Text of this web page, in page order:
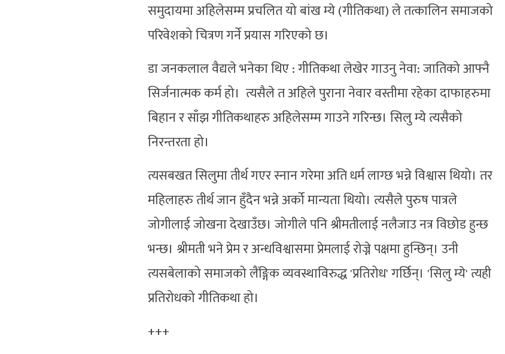
समुदायमा अहिलेसम्म प्रचलित यो बांख म्ये (गीतिकथा) ले तत्कालिन समाजको
परिवेशको चित्रण गर्ने प्रयास गरिएको छ।
डा जनकलाल वैद्यले भनेका थिए : गीतिकथा लेखेर गाउनु नेवा: जातिको आफ्नै
सिर्जनात्मक कर्म हो। त्यसैले त अहिले पुराना नेवार वस्तीमा रहेका दाफाहरुमा
बिहान र साँझ गीतिकथाहरु अहिलेसम्म गाउने गरिन्छ। सिलु म्ये त्यसैको
निरन्तरता हो।
त्यसबखत सिलुमा तीर्थ गएर स्नान गरेमा अति धर्म लाग्छ भन्ने विश्वास थियो। तर
महिलाहरु तीर्थ जान हुँदैन भन्ने अर्को मान्यता थियो। त्यसैले पुरुष पात्रले
जोगीलाई जोखना देखाउँछ। जोगीले पनि श्रीमतीलाई नलैजाउ नत्र विछोड हुन्छ
भन्छ। श्रीमती भने प्रेम र अन्धविश्वासमा प्रेमलाई रोज्ने पक्षमा हुन्छिन्। उनी
त्यसबेलाको समाजको लैंङ्गिक व्यवस्थाविरुद्ध 'प्रतिरोध' गर्छिन्। 'सिलु म्ये' त्यही
प्रतिरोधको गीतिकथा हो।
+++